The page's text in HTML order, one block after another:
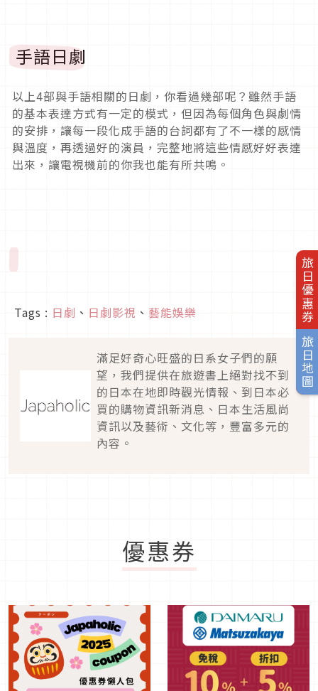
旅日優惠券
旅日地圖
手語日劇
以上4部與手語相關的日劇，你看過幾部呢？雖然手語
的基本表達方式有一定的模式，但因為每個角色與劇情
的安排，讓每一段化成手語的台詞都有了不一樣的感情
與溫度，再透過好的演員，完整地將這些情感好好表達
出來，讓電視機前的你我也能有所共鳴。
Tags : 日劇 、 日劇影視 、 藝能娛樂
滿足好奇心旺盛的日系女子們的願
望，我們提供在旅遊書上絕對找不到
的日本在地即時觀光情報、到日本必
買的購物資訊新消息、日本生活風尚
資訊以及藝術、文化等，豐富多元的
內容。
優惠券